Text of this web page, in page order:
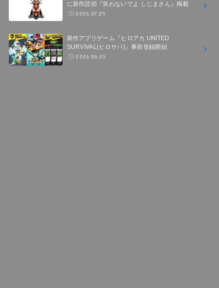
に新作読切『笑わないでよ しじまさん』掲載
2026.07.29
新作アプリゲーム『ヒロアカ UNITED
SURVIVAL(ヒロサバ)』事前登録開始
2026.06.25